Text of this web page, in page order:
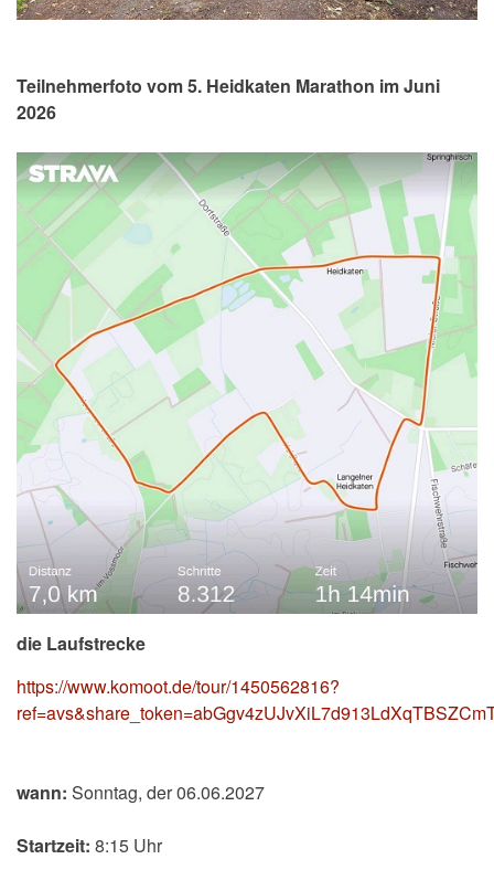
Teilnehmerfoto vom 5. Heidkaten Marathon im Juni
2026
die Laufstrecke
https://www.komoot.de/tour/1450562816?
wann: Sonntag, der 06.06.2027
Startzeit: 8:15 Uhr